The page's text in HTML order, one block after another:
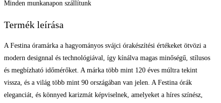
Minden munkanapon szállítunk
Termék leírása
A Festina óramárka a hagyományos svájci órakészítési értékeket ötvözi a
modern designnal és technológiával, így kínálva magas minőségű, stílusos
és megbízható időmérőket. A márka több mint 120 éves múltra tekint
vissza, és a világ több mint 90 országában van jelen. A Festina órák
eleganciát, és könnyed karizmát képviselnek, amelyeket a híres színész,